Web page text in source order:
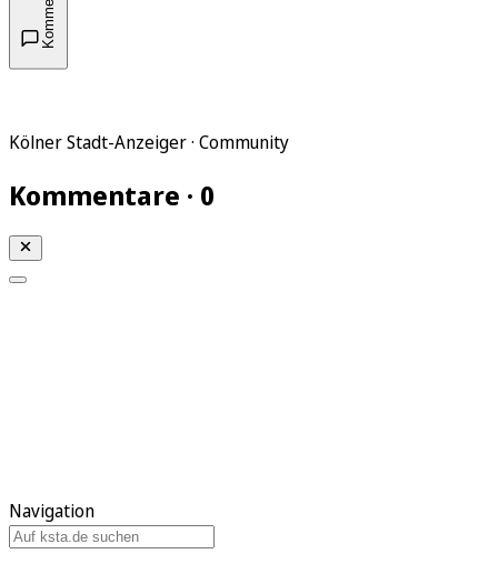
Kölner Stadt-Anzeiger · Community
Kommentare · 0
Navigation